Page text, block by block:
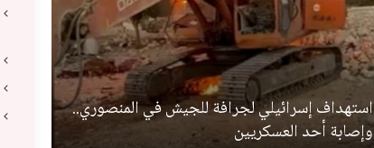
استهداف إسرائيلي لجرافة للجيش في المنصوري..
وإصابة أحد العسكريين